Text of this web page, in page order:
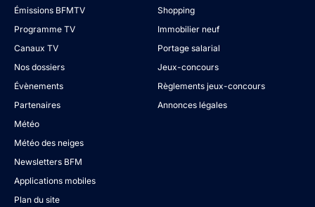
Émissions BFMTV
Programme TV
Canaux TV
Nos dossiers
Évènements
Partenaires
Météo
Météo des neiges
Newsletters BFM
Applications mobiles
Plan du site
Shopping
Immobilier neuf
Portage salarial
Jeux-concours
Règlements jeux-concours
Annonces légales